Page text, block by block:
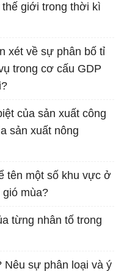
giới trong thời kì
xét về sự phân bố tỉ
trong cơ cấu GDP
của sản xuất công
sản xuất nông
tên một số khu vực ở
gió mùa?
từng nhân tố trong
Nêu sự phân loại và ý